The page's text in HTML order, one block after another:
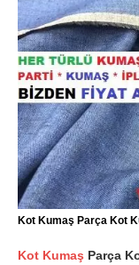
Kot Kumaş Parça Kot
Kot Kumaş Parça